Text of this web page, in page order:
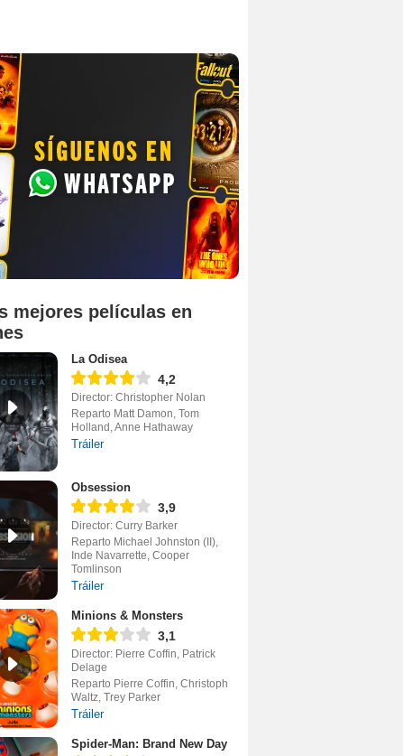
mejores películas en
La Odisea
4,2
Director: Christopher Nolan
Reparto Matt Damon, Tom
Holland, Anne Hathaway
Tráiler
Obsession
3,9
Director: Curry Barker
Reparto Michael Johnston (II),
Inde Navarrette, Cooper
Tomlinson
Tráiler
Minions & Monsters
3,1
Director: Pierre Coffin, Patrick
Delage
Reparto Pierre Coffin, Christoph
Waltz, Trey Parker
Tráiler
Spider-Man: Brand New Day